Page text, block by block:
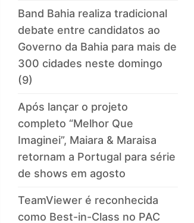
Band Bahia realiza tradicional
debate entre candidatos ao
Governo da Bahia para mais de
300 cidades neste domingo
(9)
Após lançar o projeto
completo “Melhor Que
Imaginei”, Maiara & Maraisa
retornam a Portugal para série
de shows em agosto
TeamViewer é reconhecida
como Best-in-Class no PAC